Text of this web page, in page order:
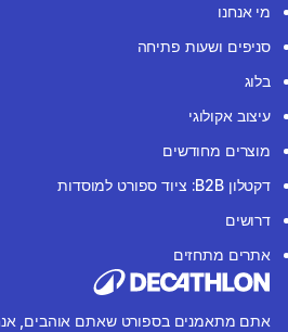
מי אנחנו
סניפים ושעות פתיחה
בלוג
עיצוב אקולוגי
מוצרים מחודשים
דקטלון B2B: ציוד ספורט למוסדות
דרושים
אתרים מתחזים
אתם מתאמנים בספורט שאתם אוהבים,